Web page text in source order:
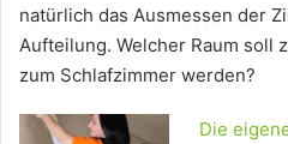
natürlich das Ausmessen der
Aufteilung. Welcher Raum soll
zum Schlafzimmer werden?
Die